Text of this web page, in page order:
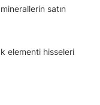
satın
elementi hisseleri